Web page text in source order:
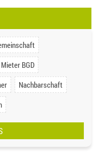
Mieter BGD
Nachbarschaft